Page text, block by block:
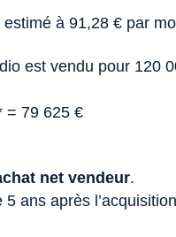
à 91,28 € par
est vendu pour 120
= 79 625 €
net vendeur.
ans après